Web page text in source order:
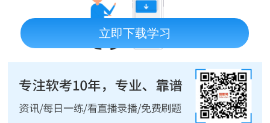
立即下载学习